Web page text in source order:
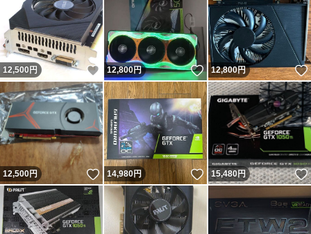
12,500 円 いいね！
12,800円 いいね！
12,800円
12,500円 いいね！
14,980円 いいね！
15,480円